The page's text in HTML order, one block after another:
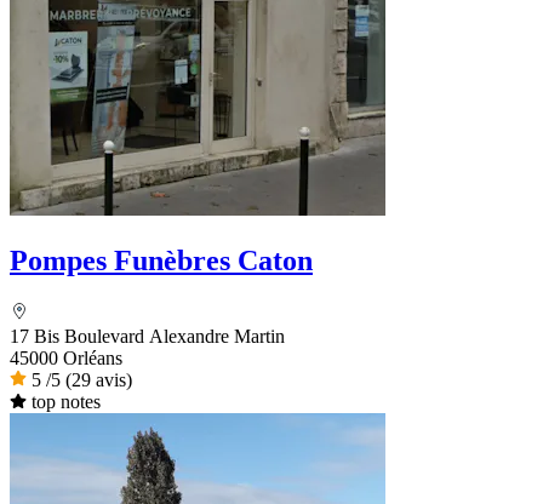
Pompes Funèbres Caton
17 Bis Boulevard Alexandre Martin
45000 Orléans
5 /5 (29 avis)
top notes